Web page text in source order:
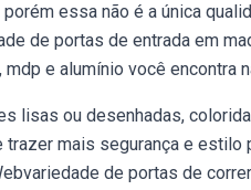
essa não é a única
de portas de entrada em
mdp e alumínio você encontra
lisas ou desenhadas,
trazer mais segurança e estilo
de portas de